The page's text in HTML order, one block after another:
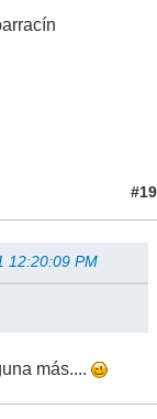
#19
12:20:09 PM
más....